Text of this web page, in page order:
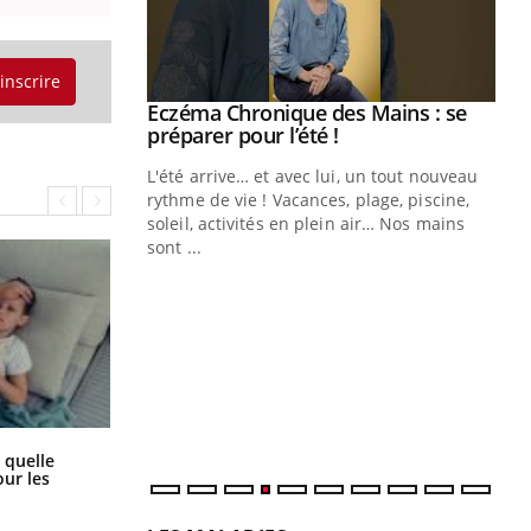
quelle
les
: et si on
chez les
Youtube
Eczéma Chronique des Mains : se
préparer pour l’été !Youtube
L'été arrive… et avec lui, un tout nouveau
rythme de vie ! Vacances, plage, piscine,
soleil, activités en plein air… Nos mains
sont ...